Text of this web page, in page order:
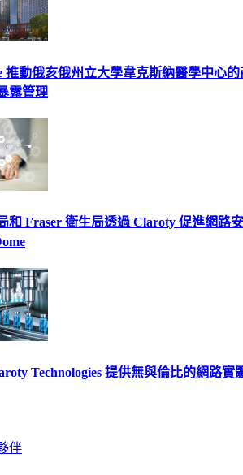
推動俄亥俄州立大學韋克斯納醫學中心的
露管理
和 Fraser 衛生局透過 Claroty 促進網路
Technologies 提供無與倫比的網路實
伴